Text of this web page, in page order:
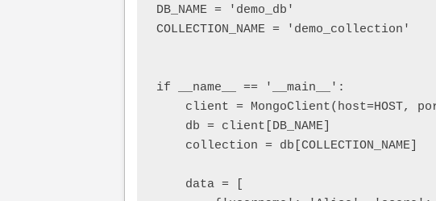
DB_NAME = 'demo_db'
COLLECTION_NAME = 'demo_collection'
if __name__ == '__main__':
client = MongoClient(host=HOST,
    db = client[DB_NAME]
    collection = db[COLLECTION_NAME]
    data = [